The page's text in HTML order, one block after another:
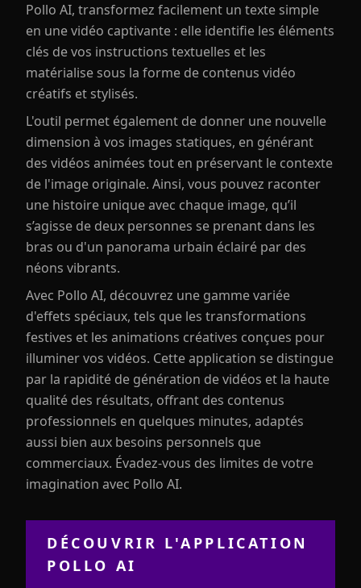
Pollo AI, transformez facilement un texte simple
en une vidéo captivante : elle identifie les éléments
clés de vos instructions textuelles et les
matérialise sous la forme de contenus vidéo
créatifs et stylisés.
L'outil permet également de donner une nouvelle
dimension à vos images statiques, en générant
des vidéos animées tout en préservant le contexte
de l'image originale. Ainsi, vous pouvez raconter
une histoire unique avec chaque image, qu’il
s’agisse de deux personnes se prenant dans les
bras ou d'un panorama urbain éclairé par des
néons vibrants.
Avec Pollo AI, découvrez une gamme variée
d'effets spéciaux, tels que les transformations
festives et les animations créatives conçues pour
illuminer vos vidéos. Cette application se distingue
par la rapidité de génération de vidéos et la haute
qualité des résultats, offrant des contenus
professionnels en quelques minutes, adaptés
aussi bien aux besoins personnels que
commerciaux. Évadez-vous des limites de votre
imagination avec Pollo AI.
DÉCOUVRIR L'APPLICATION
POLLO AI